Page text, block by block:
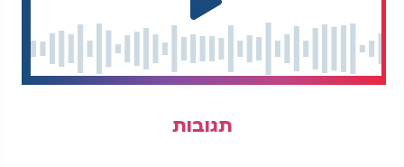
תגובות